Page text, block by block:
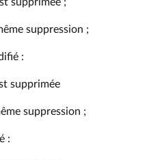
suppression ;
:
supprimée
suppression ;
: